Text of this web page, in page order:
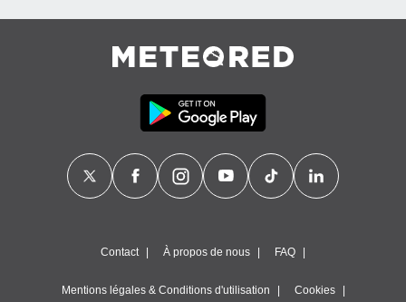
Contact À propos de nous FAQ
Mentions légales & Conditions d'utilisation Cookies